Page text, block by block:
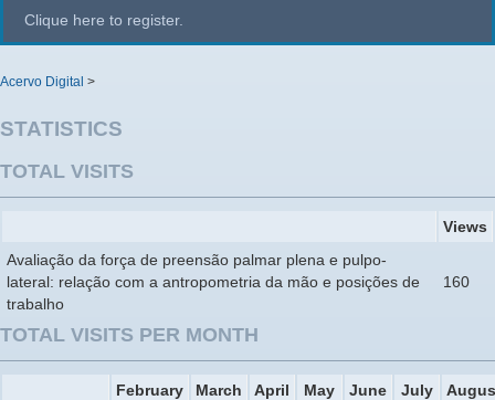
Clique here to register.
Acervo Digital >
STATISTICS
TOTAL VISITS
Views
Avaliação da força de preensão palmar plena e pulpo-
lateral: relação com a antropometria da mão e posições de
trabalho
160
TOTAL VISITS PER MONTH
February
March
April
May
June
July